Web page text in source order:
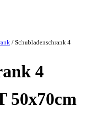
/ Schubladenschrank 4
4
50x70cm